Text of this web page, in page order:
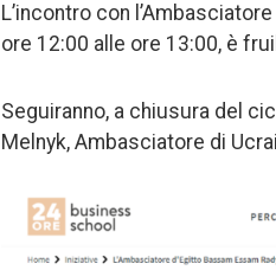
L’incontro con
ore 12:00 alle ore 13:00, è
Seguiranno, a chiusura del
Melnyk, Ambasciatore di